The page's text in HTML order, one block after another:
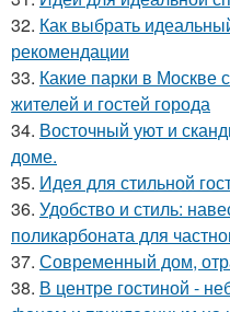
32. Как выбрать
рекомендации
33. Какие парки в Москве
жителей и гостей города
34. Восточный уют и
доме.
35. Идея для стильной
36. Удобство и стиль:
поликарбоната для
37. Современный дом,
38. В центре гостиной -